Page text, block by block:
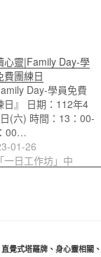
心靈|Family Day-學
費團練日
Day-學員免費
日』 日期：112年4
(六) 時間：13：00-
00…
01-26
一日工作坊」中
直覺式塔羅牌、 身心靈相關 、